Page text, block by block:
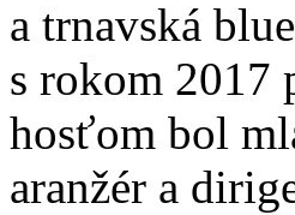
a trnavská
s rokom 2017
hosťom bol
aranžér a